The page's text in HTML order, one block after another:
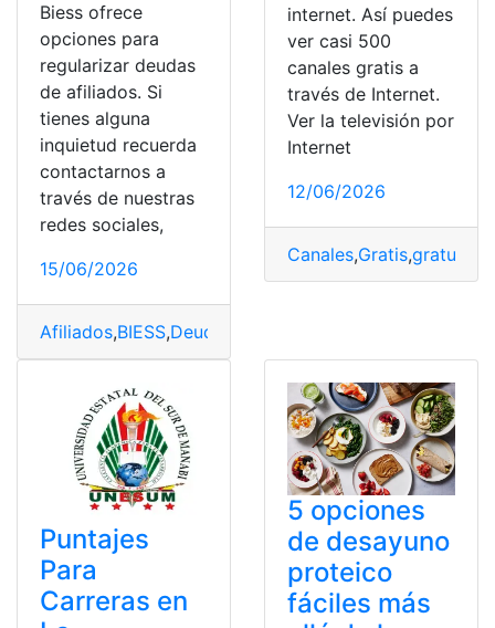
Biess ofrece
opciones para
regularizar deudas
de afiliados. Si
tienes alguna
inquietud recuerda
contactarnos a
través de nuestras
redes sociales,
15/06/2026
Afiliados,BIESS,Deudas
internet. Así puedes
ver casi 500
canales gratis a
través de Internet.
Ver la televisión por
Internet
12/06/2026
Canales,Gratis,gratuitos
Puntajes
Para
Carreras en
5 opciones
de desayuno
proteico
fáciles más